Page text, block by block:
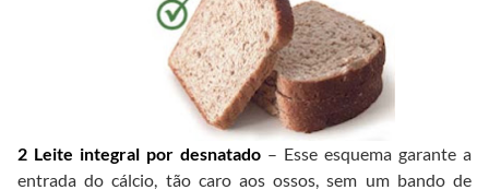
2 Leite integral por desnatado – Esse esquema garante a
entrada do cálcio, tão caro aos ossos, sem um bando de